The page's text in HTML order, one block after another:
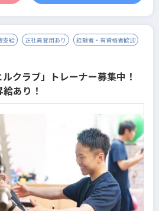
支給 正社員登用あり
経験者・有資格者歓迎
クラブ」トレーナー募集中！
あり！